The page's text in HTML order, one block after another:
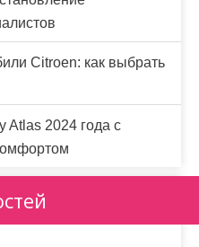
Citroen: как выбрать
Atlas 2024 года с